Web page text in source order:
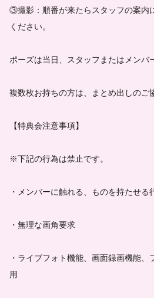
③撮影：順番が来たらスタッフの案内
ください。
ポーズは当日、スタッフまたはメンバ
複数枚お持ちの方は、まとめ出しのご
【特典会注意事項】
※下記の行為は禁止です。
・メンバーに触れる、ものを持たせる
・無理な画角要求
・ライブフォト機能、画面録画機能
用